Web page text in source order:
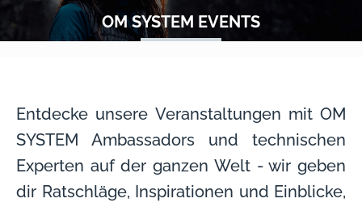
OM SYSTEM EVENTS
Entdecke unsere Veranstaltungen mit OM
SYSTEM Ambassadors und technischen
Experten auf der ganzen Welt - wir geben
dir Ratschläge, Inspirationen und Einblicke,